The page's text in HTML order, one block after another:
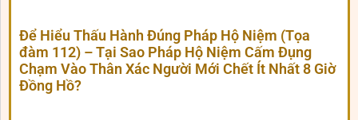
Để Hiểu Thấu Hành Đúng Pháp Hộ Niệm (Tọa
đàm 112) – Tại Sao Pháp Hộ Niệm Cấm Đụng
Chạm Vào Thân Xác Người Mới Chết Ít Nhất 8 Giờ
Đồng Hồ?